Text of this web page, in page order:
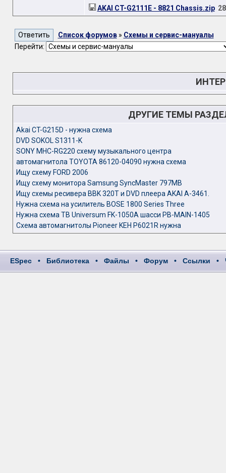
AKAI CT-G2111E - 8821 Chassis.zip
Список форумов» Схемы и сервис-мануалы
Перейти:
ДРУГИЕ ТЕМЫ
Akai CT-G215D - нужна схема
DVD SOKOL S1311-K
SONY MHC-RG220 схему музыкального центра
автомагнитола TOYOTA 86120-04090 нужна схема
Ищу схему FORD 2006
Ищу схему монитора Samsung SyncMaster 797MB
Ищу схемы ресивера BBK 320Т и DVD плеера AKAI A-3461.
Нужна схема на усилитель BOSE 1800 Series Three
Нужна схема ТВ Universum FK-1050A шасси PB-MAIN-1405
Схема автомагнитолы Pioneer KEH P6021R нужна
ESpec • Библиотека • Файлы • Форум • Ссылки •